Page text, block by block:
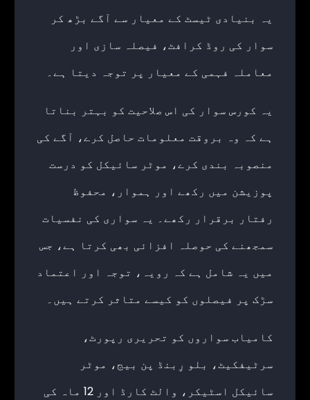
یہ بنیادی ٹیسٹ کے معیار سے آگے بڑھ کر
سوار کی روڈ کرافٹ، فیصلہ سازی اور
معاملہ فہمی کے معیار پر توجہ دیتا ہے۔
یہ کورس سوار کی اس صلاحیت کو بہتر بناتا
ہے کہ وہ بروقت معلومات حاصل کرے، آگے کی
منصوبہ بندی کرے، موٹر سائیکل کو درست
پوزیشن میں رکھے اور ہموار، محفوظ
رفتار برقرار رکھے۔ یہ سواری کی نفسیات
سمجھنے کی حوصلہ افزائی بھی کرتا ہے، جس
میں یہ شامل ہے کہ رویہ، توجہ اور اعتماد
سڑک پر فیصلوں کو کیسے متاثر کرتے ہیں۔
کامیاب سواروں کو تحریری رپورٹ،
سرٹیفکیٹ، بلو رِبنڈ پن بیج، موٹر
سائیکل اسٹیکر، والٹ کارڈ اور 12 ماہ کی